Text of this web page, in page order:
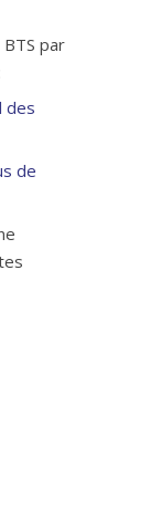
par
des
de